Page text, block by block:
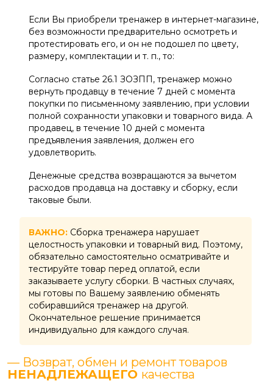
Если Вы приобрели тренажер в интернет-магазине,
без возможности предварительно осмотреть и
протестировать его, и он не подошел по цвету,
размеру, комплектации и т. п., то:
Согласно статье 26.1 ЗОЗПП, тренажер можно
вернуть продавцу в течение 7 дней с момента
покупки по письменному заявлению, при условии
полной сохранности упаковки и товарного вида. А
продавец, в течение 10 дней с момента
предъявления заявления, должен его
удовлетворить.
Денежные средства возвращаются за вычетом
расходов продавца на доставку и сборку, если
таковые были.
ВАЖНО: Сборка тренажера нарушает
целостность упаковки и товарный вид. Поэтому,
обязательно самостоятельно осматривайте и
тестируйте товар перед оплатой, если
заказываете услугу сборки. В частных случаях,
мы готовы по Вашему заявлению обменять
собиравшийся тренажер на другой.
Окончательное решение принимается
индивидуально для каждого случая.
— Возврат, обмен и ремонт товаров
НЕНАДЛЕЖАЩЕГО качества